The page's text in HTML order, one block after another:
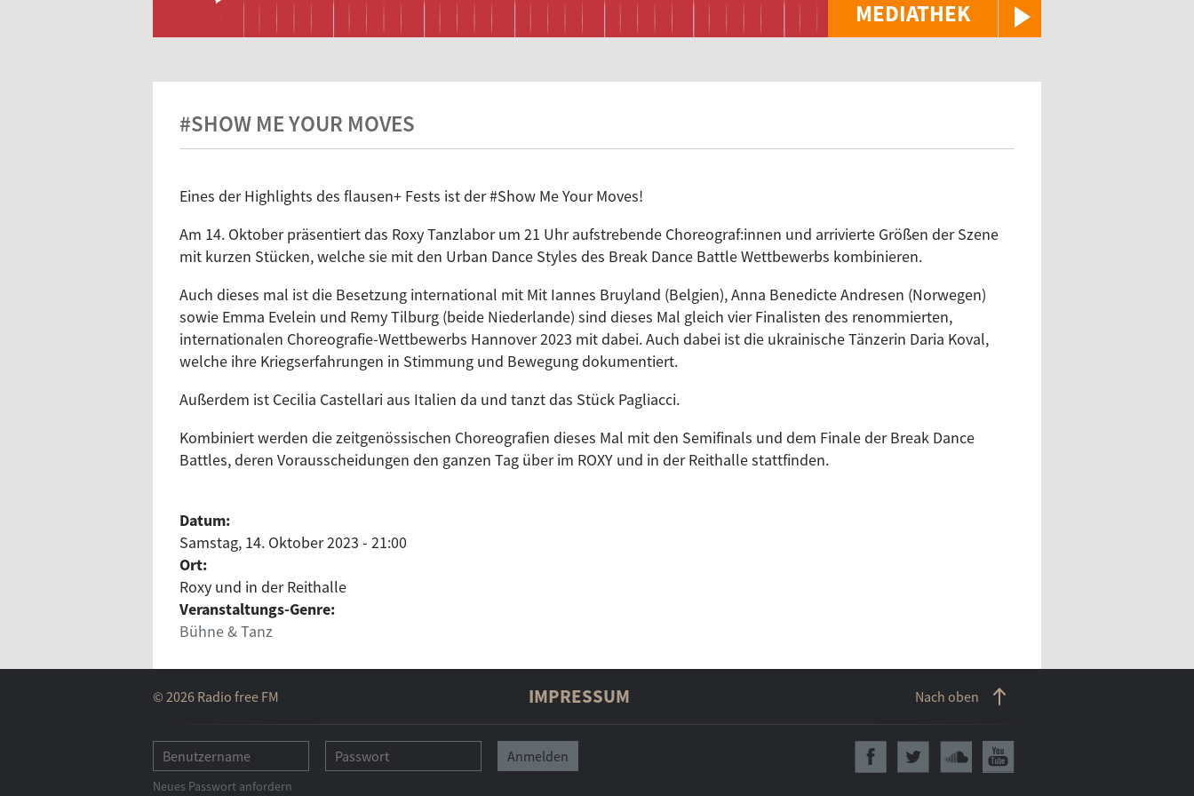
MEDIATHEK
#SHOW ME YOUR MOVES
Eines der Highlights des flausen+ Fests ist der #Show Me Your Moves!
Am 14. Oktober präsentiert das Roxy Tanzlabor um 21 Uhr aufstrebende Choreograf:innen und arrivierte Größen der Szene
mit kurzen Stücken, welche sie mit den Urban Dance Styles des Break Dance Battle Wettbewerbs kombinieren.
Auch dieses mal ist die Besetzung international mit Mit Iannes Bruyland (Belgien), Anna Benedicte Andresen (Norwegen)
sowie Emma Evelein und Remy Tilburg (beide Niederlande) sind dieses Mal gleich vier Finalisten des renommierten,
internationalen Choreografie-Wettbewerbs Hannover 2023 mit dabei. Auch dabei ist die ukrainische Tänzerin Daria Koval,
welche ihre Kriegserfahrungen in Stimmung und Bewegung dokumentiert.
Außerdem ist Cecilia Castellari aus Italien da und tanzt das Stück Pagliacci.
Kombiniert werden die zeitgenössischen Choreografien dieses Mal mit den Semifinals und dem Finale der Break Dance
Battles, deren Vorausscheidungen den ganzen Tag über im ROXY und in der Reithalle stattfinden.
Datum:
Samstag, 14. Oktober 2023 - 21:00
Ort:
Roxy und in der Reithalle
Veranstaltungs-Genre:
Bühne & Tanz
© 2026 Radio free FM IMPRESSUM Nach oben
Neues Passwort anfordern